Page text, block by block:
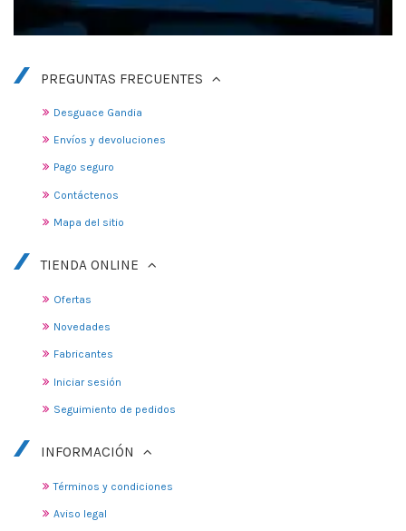
PREGUNTAS FRECUENTES
Desguace Gandia
Envíos y devoluciones
Pago seguro
Contáctenos
Mapa del sitio
TIENDA ONLINE
Ofertas
Novedades
Fabricantes
Iniciar sesión
Seguimiento de pedidos
INFORMACIÓN
Términos y condiciones
Aviso legal